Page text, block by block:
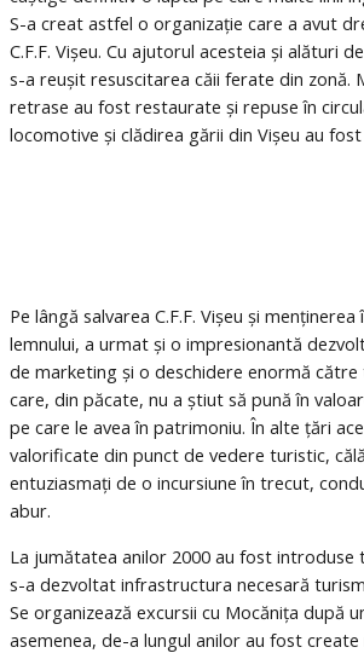
S-a creat astfel o organizație care a avut
C.F.F. Vișeu. Cu ajutorul acesteia și alături
s-a reușit resuscitarea căii ferate din zonă.
retrase au fost restaurate și repuse în
locomotive și clădirea gării din Vișeu au
Pe lângă salvarea C.F.F. Vișeu și
lemnului, a urmat și o impresionantă
de marketing și o deschidere enormă
care, din păcate, nu a știut să pună în
pe care le avea în patrimoniu. În alte țări
valorificate din punct de vedere turistic,
entuziasmați de o incursiune în trecut,
abur.
La jumătatea anilor 2000 au fost introduse
s-a dezvoltat infrastructura necesară
Se organizează excursii cu Mocănița după
asemenea, de-a lungul anilor au fost